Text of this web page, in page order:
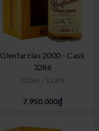
Glenfarclas 2000 - Cask
3286
700ml / 52,8%
7.950.000₫